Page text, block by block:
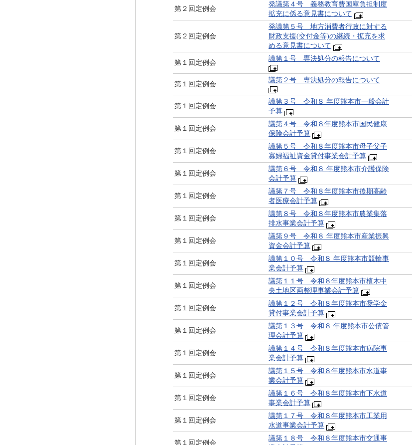
第２回定例会
発議第４号 義務教育費国庫負担制度
拡充に係る意見書について
第２回定例会
発議第５号 地方消費者行政に対する
財政支援(交付金等)の継続・拡充を求
める意見書について
第１回定例会
議第１号 専決処分の報告について
第１回定例会
議第２号 専決処分の報告について
第１回定例会
議第３号 令和８ 年度熊本市一般会計
予算
第１回定例会
議第４号 令和８年度熊本市国民健康
保険会計予算
第１回定例会
議第５号 令和８年度熊本市母子父子
寡婦福祉資金貸付事業会計予算
第１回定例会
議第６号 令和８ 年度熊本市介護保険
会計予算
第１回定例会
議第７号 令和８年度熊本市後期高齢
者医療会計予算
第１回定例会
議第８号 令和８年度熊本市農業集落
排水事業会計予算
第１回定例会
議第９号 令和８ 年度熊本市産業振興
資金会計予算
第１回定例会
議第１０号 令和８ 年度熊本市競輪事
業会計予算
第１回定例会
議第１１号 令和８年度熊本市植木中
央土地区画整理事業会計予算
第１回定例会
議第１２号 令和８年度熊本市奨学金
貸付事業会計予算
第１回定例会
議第１３号 令和８ 年度熊本市公債管
理会計予算
第１回定例会
議第１４号 令和８年度熊本市病院事
業会計予算
第１回定例会
議第１５号 令和８年度熊本市水道事
業会計予算
第１回定例会
議第１６号 令和８年度熊本市下水道
事業会計予算
第１回定例会
議第１７号 令和８年度熊本市工業用
水道事業会計予算
第１回定例会
議第１８号 令和８年度熊本市交通事